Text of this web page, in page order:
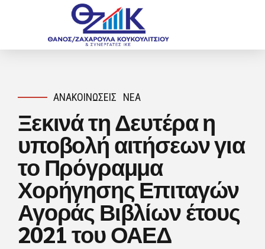
ΑΝΑΚΟΙΝΏΣΕΙΣ ΝΈΑ
Ξεκινά τη Δευτέρα η
υποβολή αιτήσεων για
το Πρόγραμμα
Χορήγησης Επιταγών
Αγοράς Βιβλίων έτους
2021 του ΟΑΕΔ